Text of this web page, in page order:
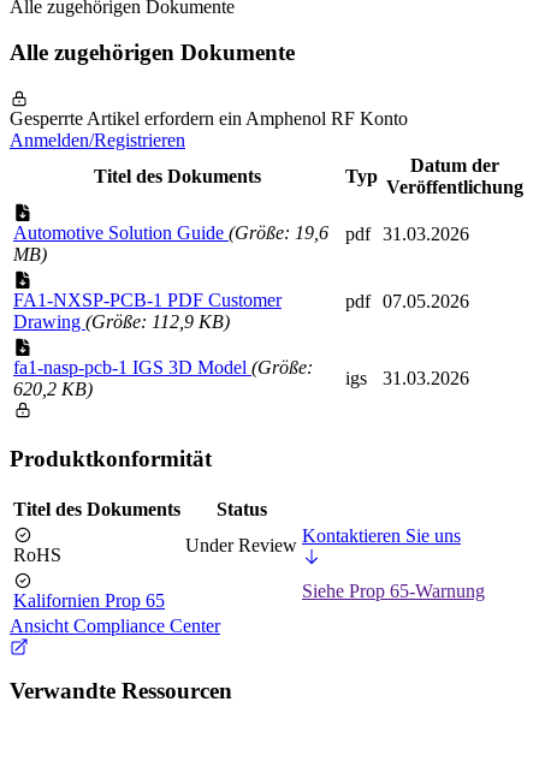
Alle zugehörigen Dokumente
Alle zugehörigen Dokumente
Gesperrte Artikel erfordern ein Amphenol RF Konto
Anmelden/Registrieren
Titel des Dokuments
Typ
Datum der
Veröffentlichung
Automotive Solution Guide (Größe: 19,6
MB)
pdf 31.03.2026
FA1-NXSP-PCB-1 PDF Customer
Drawing (Größe: 112,9 KB)
pdf 07.05.2026
fa1-nasp-pcb-1 IGS 3D Model (Größe:
620,2 KB)
igs 31.03.2026
Produktkonformität
Titel des Dokuments Status
RoHS Under Review Kontaktieren Sie uns
Kalifornien Prop 65
Siehe Prop 65-Warnung
Ansicht Compliance Center
Verwandte Ressourcen